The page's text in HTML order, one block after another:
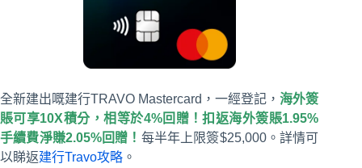
全新建出嘅建行TRAVO Mastercard，一經登記，海外簽
賬可享10X積分，相等於4%回贈！扣返海外簽賬1.95%
手續費淨賺2.05%回贈！ 每半年上限簽$25,000。詳情可
以睇返建行Travo攻略 。